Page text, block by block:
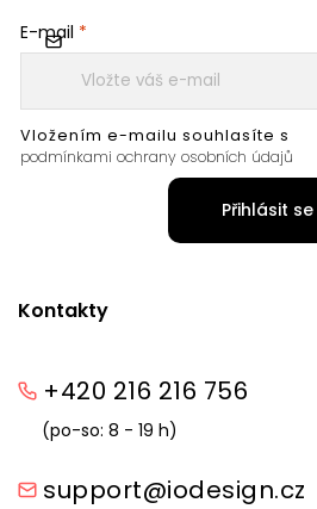
Kontakty
+420 216 216 756
(po-so: 8 - 19 h)
support@iodesign.cz
E-mail
Vložením e-mailu souhlasíte s
podmínkami ochrany osobních údajů
Přihlásit se